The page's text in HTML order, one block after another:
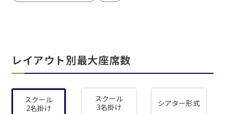
レイアウト別最大座席数
スクール
2名掛け
スクール
3名掛け
シアター形式